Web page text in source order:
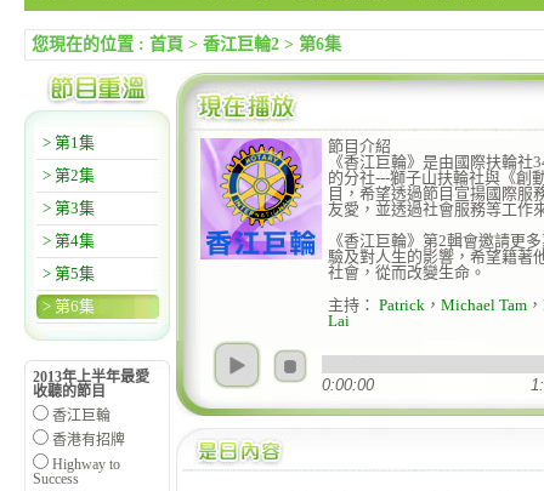
您現在的位置 : 首頁 > 香江巨輪2 > 第6集
> 第1集
> 第2集
> 第3集
> 第4集
> 第5集
> 第6集
2013年上半年最愛
收聽的節目
香江巨輪
香港有招牌
Highway to
Success
節目介紹
《香江巨輪》是由國際扶輪社
的分社---獅子山扶輪社與《創
目，希望透過節目宣揚國際服
友愛，並透過社會服務等工作
《香江巨輪》第2輯會邀請更
驗及對人生的影響，希望籍著
社會，從而改變生命。
主持： Patrick ， Michael Tam ，
Lai
0:00:00
親子天下（暑期